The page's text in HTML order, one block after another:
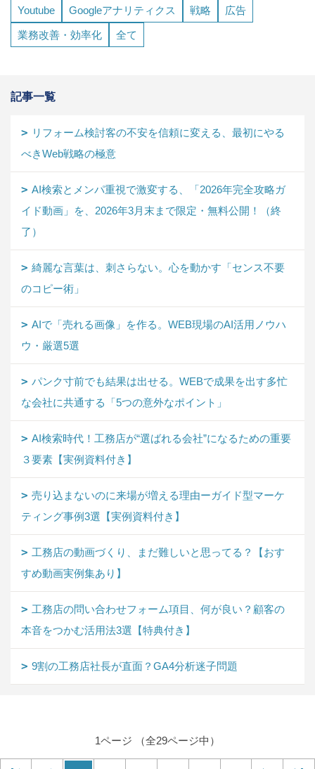
Youtube Googleアナリティクス 戦略 広告
業務改善・効率化 全て
記事一覧
リフォーム検討客の不安を信頼に変える、最初にやる
べきWeb戦略の極意
AI検索とメンパ重視で激変する、「2026年完全攻略ガ
イド動画」を、2026年3月末まで限定・無料公開！（終
了）
綺麗な言葉は、刺さらない。心を動かす「センス不要
のコピー術」
AIで「売れる画像」を作る。WEB現場のAI活用ノウハ
ウ・厳選5選
パンク寸前でも結果は出せる。WEBで成果を出す多忙
な会社に共通する「5つの意外なポイント」
AI検索時代！工務店が“選ばれる会社”になるための重要
３要素【実例資料付き】
売り込まないのに来場が増える理由ーガイド型マーケ
ティング事例3選【実例資料付き】
工務店の動画づくり、まだ難しいと思ってる？【おす
すめ動画実例集あり】
工務店の問い合わせフォーム項目、何が良い？顧客の
本音をつかむ活用法3選【特典付き】
9割の工務店社長が直面？GA4分析迷子問題
1ページ （全29ページ中）